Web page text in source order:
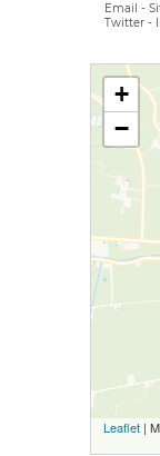
Email -
Twitter -
+
−
Leaflet |